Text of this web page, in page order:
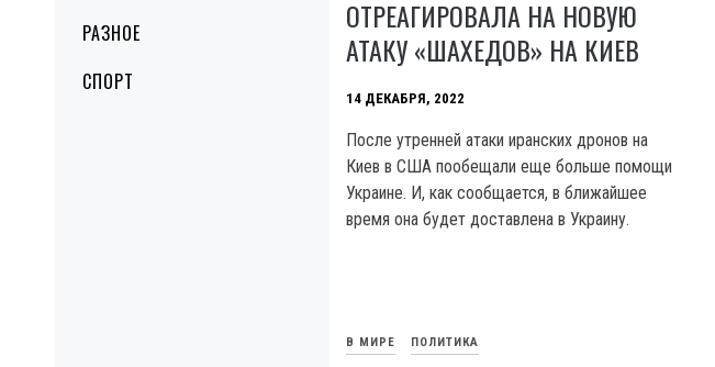
РАЗНОЕ
СПОРТ
ОТРЕАГИРОВАЛА НА НОВУЮ
АТАКУ «ШАХЕДОВ» НА КИЕВ
14 ДЕКАБРЯ, 2022
После утренней атаки иранских дронов на
Киев в США пообещали еще больше помощи
Украине. И, как сообщается, в ближайшее
время она будет доставлена в Украину.
В МИРЕ ПОЛИТИКА